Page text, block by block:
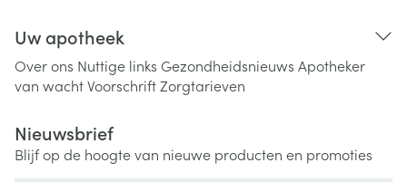
Uw apotheek
Over ons Nuttige links Gezondheidsnieuws Apotheker
van wachtVoorschriftZorgtarieven
Nieuwsbrief
Blijf op de hoogte van nieuwe producten en promoties